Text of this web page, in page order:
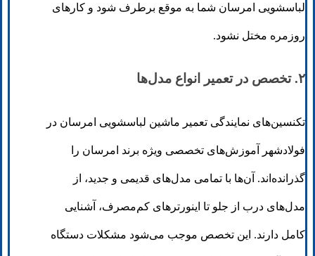
لباسشویی امرسان شما به موقع برطرف شود و کارهای
روزمره مختل نشود.
۲. تخصص در تعمیر انواع مدل‌ها
تکنسین‌های نمایندگی تعمیر ماشین لباسشویی امرسان در
فولادشهر آموزش‌های تخصصی ویژه برند امرسان را
گذرانده‌اند. آن‌ها با تمامی مدل‌های قدیمی و جدید، از
مدل‌های درب از جلو تا اینورترهای کم‌مصرف، آشنایی
کامل دارند. این تخصص موجب می‌شود مشکلات دستگاه